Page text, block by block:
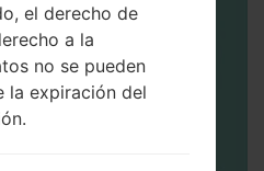
el derecho de
a la
no se pueden
la expiración del